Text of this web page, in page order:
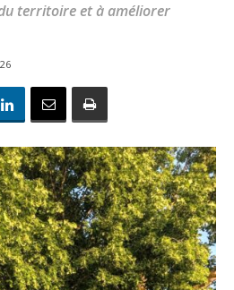
territoire et à améliorer